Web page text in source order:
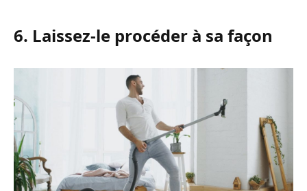
6. Laissez-le procéder à sa façon